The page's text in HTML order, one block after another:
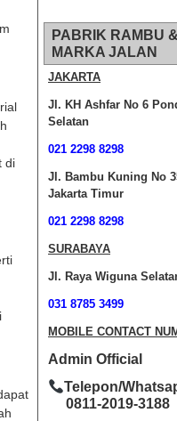
di
PABRIK RAMBU
MARKA JALAN
JAKARTA
Jl. KH Ashfar No 6
Selatan
021 2298 8298
Jl. Bambu Kuning No
Jakarta Timur
021 2298 8298
SURABAYA
Jl. Raya Wiguna
031 8785 3499
MOBILE CONTACT
Admin Official
Telepon/
0811-2019-3188